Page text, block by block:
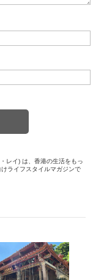
レイ) は、香港の生活をもっ
ライフスタイルマガジンで